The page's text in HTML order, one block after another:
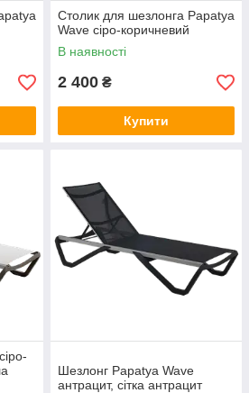
Столик для шезлонга Papatya
Wave сіро-коричневий
В наявності
2 400 ₴
Купити
Шезлонг Papatya Wave
антрацит, сітка антрацит